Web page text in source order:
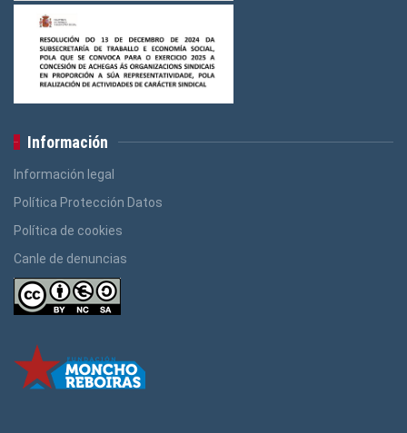
Información
Información legal
Política Protección Datos
Política de cookies
Canle de denuncias